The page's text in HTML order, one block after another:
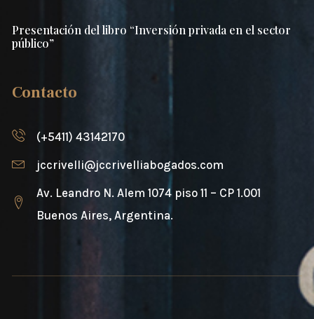
Presentación del libro “Inversión privada en el sector
público”
Contacto
(+5411) 43142170
jccrivelli@jccrivelliabogados.com
Av. Leandro N. Alem 1074 piso 11 – CP 1.001
Buenos Aires, Argentina.